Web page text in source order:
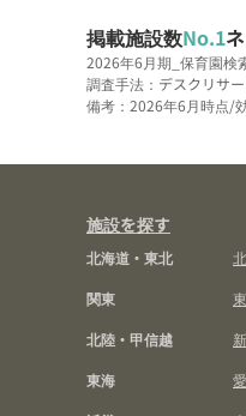
掲載施設数No.1
2026年6月期_保育園検
調査手法：デスクリサ
備考：2026年6月時点/
施設を探す
北海道・東北
関東
北陸・甲信越
東海